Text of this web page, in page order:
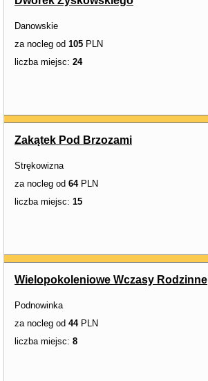
Danowskie
za nocleg od 105 PLN
liczba miejsc: 24
Zakątek Pod Brzozami
Strękowizna
za nocleg od 64PLN
liczba miejsc: 15
Wielopokoleniowe Wczasy Rodzinne
Podnowinka
za nocleg od 44PLN
liczba miejsc: 8